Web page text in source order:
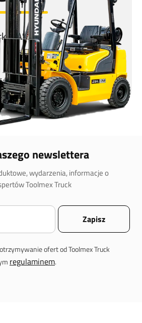
CASE!
newslettera
wydarzenia, informacje o
Toolmex Truck
ofert od Toolmex Truck
regulaminem.